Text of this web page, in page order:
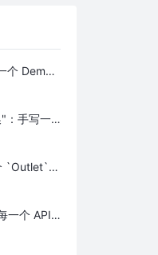
React Router v7 完全指南：一个 Demo 吃透前端路由
从"整个页面刷新"到"丝滑切换"：手写一个 HashRouter 彻底搞懂前端路由
React Router 嵌套路由：一个 `Outlet` 引发的布局思考
从零理解 React Router v6：每一个 API 都是怎么工作的